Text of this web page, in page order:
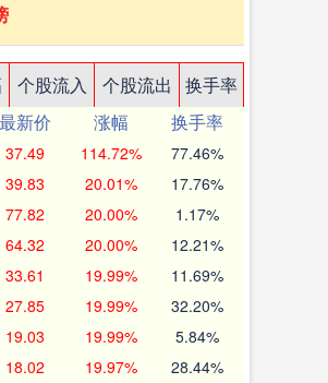
个股流入 个股流出
换手率
最新价 涨幅
换手率
37.49 114.72% 77.46%
39.83 20.01% 17.76%
77.82 20.00% 1.17%
64.32 20.00% 12.21%
33.61 19.99% 11.69%
27.85 19.99% 32.20%
19.03 19.99% 5.84%
18.02 19.97% 28.44%